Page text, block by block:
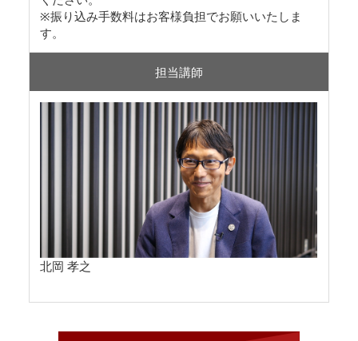
※振り込み手数料はお客様負担でお願いいたしま
す。
担当講師
北岡 孝之